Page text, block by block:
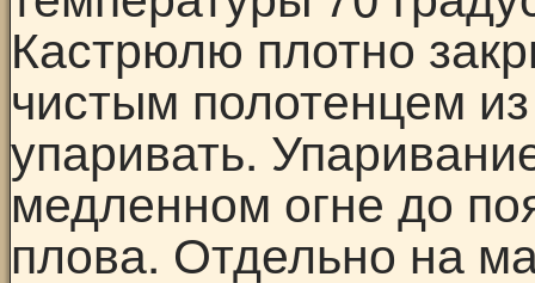
Кастрюлю плотно
чистым полотенцем
упаривать.
медленном огне до
плова. Отдельно на